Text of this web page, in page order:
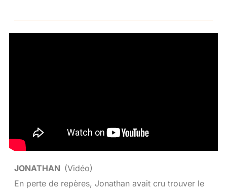
JONATHAN (Vidéo)
En perte de repères, Jonathan avait cru trouver le